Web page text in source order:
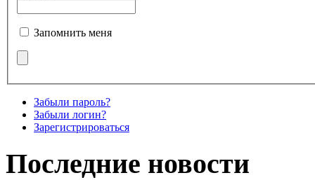
Запомнить меня
Забыли пароль?
Забыли логин?
Зарегистрироваться
Последние новости